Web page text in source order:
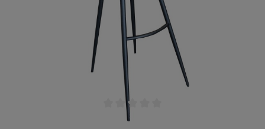
Durchschnittliche Bewertung von 0 von 5 Sternen